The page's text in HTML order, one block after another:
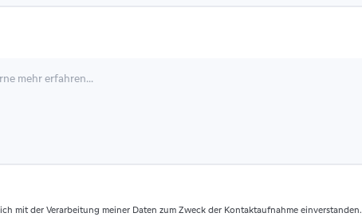
mit der Verarbeitung meiner Daten zum Zweck der Kontaktaufnahme einverstanden.